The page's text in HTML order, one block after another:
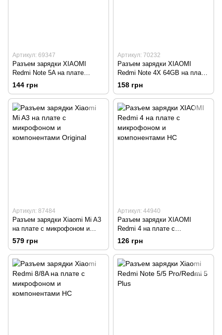
Артикул: 69347
Разъем зарядки XIAOMI
Redmi Note 5A на плате
Original
144 грн
Артикул: 70232
Разъем зарядки XIAOMI
Redmi Note 4X 64GB на плате
+ микрофон Original TW
158 грн
Артикул: 87484
Разъем зарядки Xiaomi Mi A3
на плате с микрофоном и
компонентами Original
579 грн
Артикул: 44940
Разъем зарядки XIAOMI
Redmi 4 на плате с
микрофоном и компонентами
126 грн